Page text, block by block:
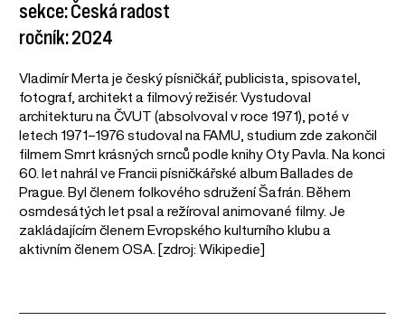
sekce: Česká radost
ročník: 2024
Vladimír Merta je český písničkář, publicista, spisovatel,
fotograf, architekt a filmový režisér. Vystudoval
architekturu na ČVUT (absolvoval v roce 1971), poté v
letech 1971–1976 studoval na FAMU, studium zde zakončil
filmem Smrt krásných srnců podle knihy Oty Pavla. Na konci
60. let nahrál ve Francii písničkářské album Ballades de
Prague. Byl členem folkového sdružení Šafrán. Během
osmdesátých let psal a režíroval animované filmy. Je
zakládajícím členem Evropského kulturního klubu a
aktivním členem OSA. [zdroj: Wikipedie]